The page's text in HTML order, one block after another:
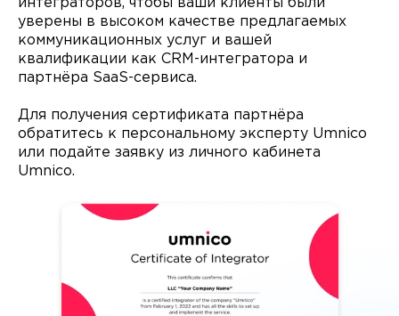
интеграторов, чтобы ваши клиенты были
уверены в высоком качестве предлагаемых
коммуникационных услуг и вашей
квалификации как CRM-интегратора и
партнёра SaaS-сервиса.
Для получения сертификата партнёра
обратитесь к персональному эксперту Umnico
или подайте заявку из личного кабинета